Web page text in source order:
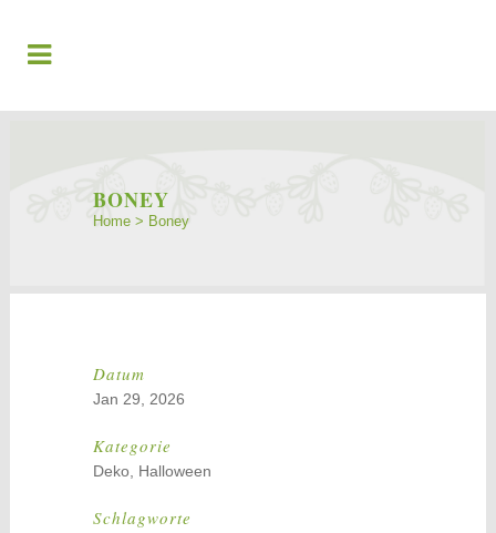
BONEY
Home > Boney
Datum
Jan 29, 2026
Kategorie
Deko, Halloween
Schlagworte